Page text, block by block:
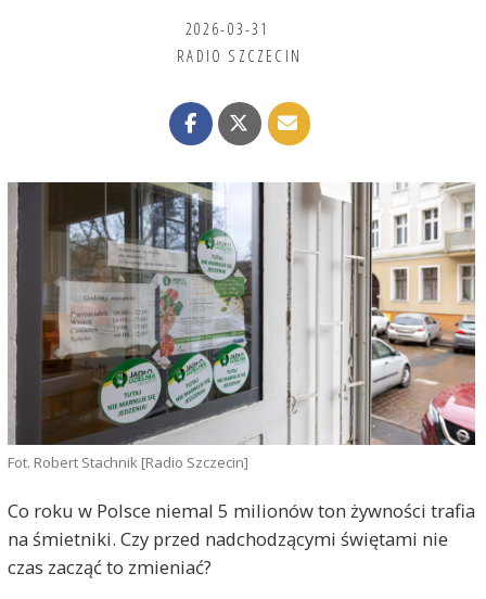
2026-03-31
RADIO SZCZECIN
Fot. Robert Stachnik [Radio Szczecin]
Co roku w Polsce niemal 5 milionów ton żywności trafia
na śmietniki. Czy przed nadchodzącymi świętami nie
czas zacząć to zmieniać?